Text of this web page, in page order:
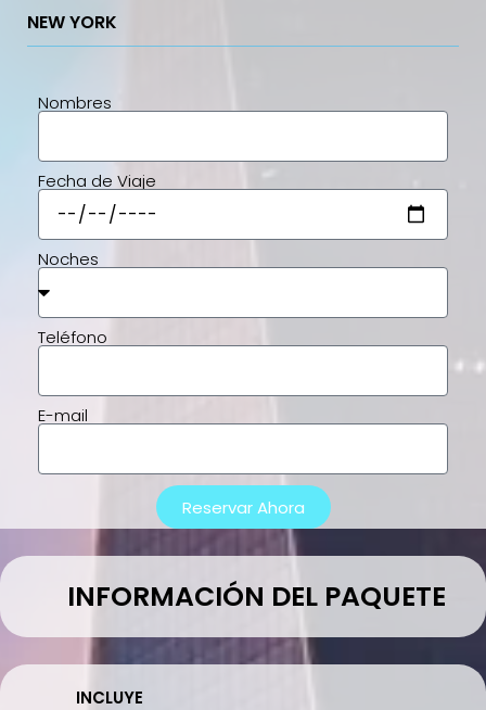
NEW YORK
Nombres
Fecha de Viaje
Noches
Teléfono
E-mail
Reservar Ahora
INFORMACIÓN DEL PAQUETE
INCLUYE